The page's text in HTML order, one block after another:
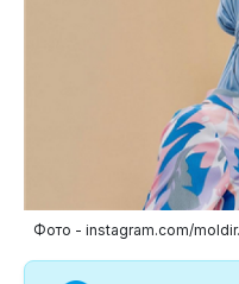
Фото - instagram.com/